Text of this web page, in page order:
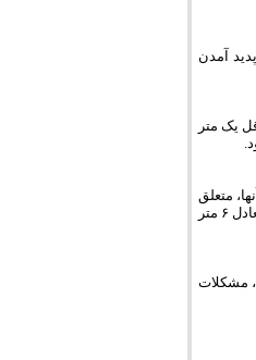
آمدن
یک متر
پارک خودروها اختصاص یافته است که معمولا حدود ۹۰ درصد آنها، متعلق
به صاحبان مغازه هاست. بنابراین در هر دو مسیر رفت و برگشت، تنها ۱۲ متر فضا در اختیار خودروهاست که برای هر مسیر این رقم معادل ۶ متر
مشکلات